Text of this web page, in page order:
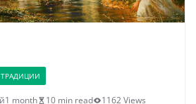
ТРАДИЦИИ
1 month 10 min read 1162 Views